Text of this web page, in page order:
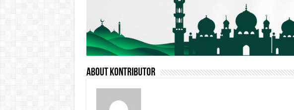
About Kontributor